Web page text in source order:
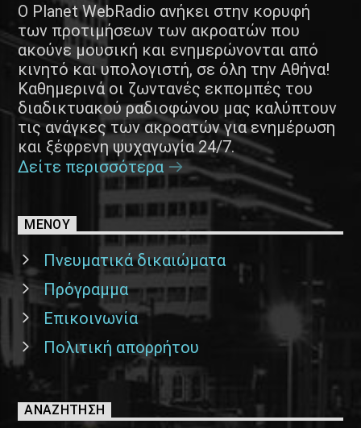
Ο Planet WebRadio ανήκει στην κορυφή
των προτιμήσεων των ακροατών που
ακούνε μουσική και ενημερώνονται από
κινητό και υπολογιστή, σε όλη την Αθήνα!
Καθημερινά οι ζωντανές εκπομπές του
διαδικτυακού ραδιοφώνου μας καλύπτουν
τις ανάγκες των ακροατών για ενημέρωση
και ξέφρενη ψυχαγωγία 24/7.
Δείτε περισσότερα
ΜΕΝΟΥ
Πνευματικά δικαιώματα
Πρόγραμμα
Επικοινωνία
Πολιτική απορρήτου
ΑΝΑΖΉΤΗΣΗ